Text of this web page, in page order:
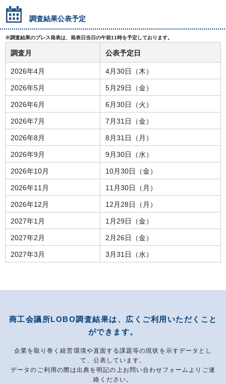
調査結果公表予定
※調査結果のプレス発表は、発表日当日の午前11時を予定しております。
調査月 公表予定日
2026年4月 4月30日（木）
2026年5月 5月29日（金）
2026年6月 6月30日（火）
2026年7月 7月31日（金）
2026年8月 8月31日（月）
2026年9月 9月30日（水）
2026年10月 10月30日（金）
2026年11月 11月30日（月）
2026年12月 12月28日（月）
2027年1月 1月29日（金）
2027年2月 2月26日（金）
2027年3月 3月31日（水）
商工会議所LOBO調査結果は、広くご利用いただくこと
ができます。
企業を取り巻く経営環境や直面する課題等の現状を示すデータとし
て、公表しています。
データのご利用の際は出典を明記の上お問い合わせフォームよりご連
絡ください。